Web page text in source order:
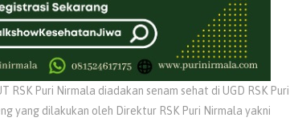
RSK Puri Nirmala diadakan senam sehat di UGD RSK Puri
yang dilakukan oleh Direktur RSK Puri Nirmala yakni